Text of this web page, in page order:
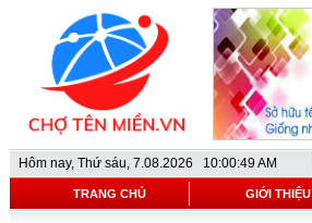
Hôm nay, Thứ sáu, 7.08.2026 10:00:49 AM
TRANG CHỦ GIỚI THIỆU